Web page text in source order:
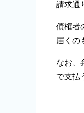
請求通
債権者
届くの
なお、
で支払